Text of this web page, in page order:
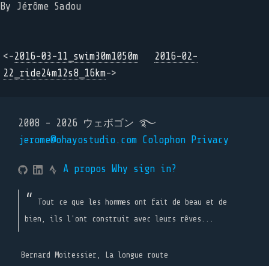
By Jérôme Sadou
<-2016-03-11_swim30m1050m
2016-02-
22_ride24m12s8_16km->
2008 - 2026 ウェボゴン ࿐
jerome@ohayostudio.com Colophon Privacy
A propos Why sign in?
Tout ce que les hommes ont fait de beau et de
bien, ils l'ont construit avec leurs rêves...
Bernard Moitessier, La longue route